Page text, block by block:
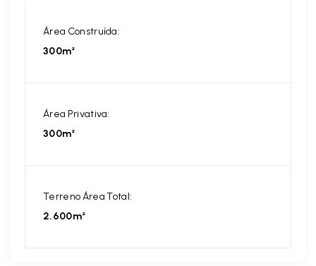
Área Construída:
300m²
Área Privativa:
300m²
Terreno Área Total:
2.600m²